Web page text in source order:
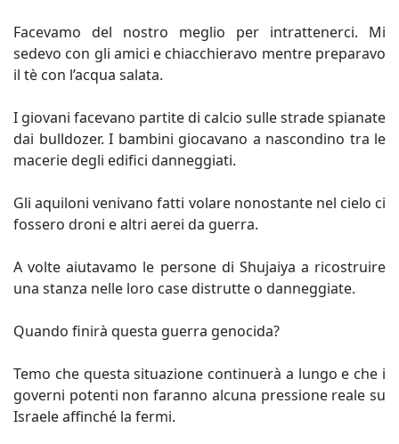
Facevamo del nostro meglio per intrattenerci. Mi
sedevo con gli amici e chiacchieravo mentre preparavo
il tè con l’acqua salata.
I giovani facevano partite di calcio sulle strade spianate
dai bulldozer. I bambini giocavano a nascondino tra le
macerie degli edifici danneggiati.
Gli aquiloni venivano fatti volare nonostante nel cielo ci
fossero droni e altri aerei da guerra.
A volte aiutavamo le persone di Shujaiya a ricostruire
una stanza nelle loro case distrutte o danneggiate.
Quando finirà questa guerra genocida?
Temo che questa situazione continuerà a lungo e che i
governi potenti non faranno alcuna pressione reale su
Israele affinché la fermi.